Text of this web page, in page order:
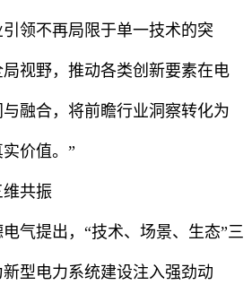
领不再局限于单一技术的突
视野，推动各类创新要素在电
融合，将前瞻行业洞察转化为
价值。”
共振
气提出，“技术、场景、生态”三
型电力系统建设注入强劲动